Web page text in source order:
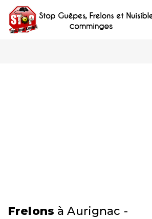
Frelons à Aurignac -